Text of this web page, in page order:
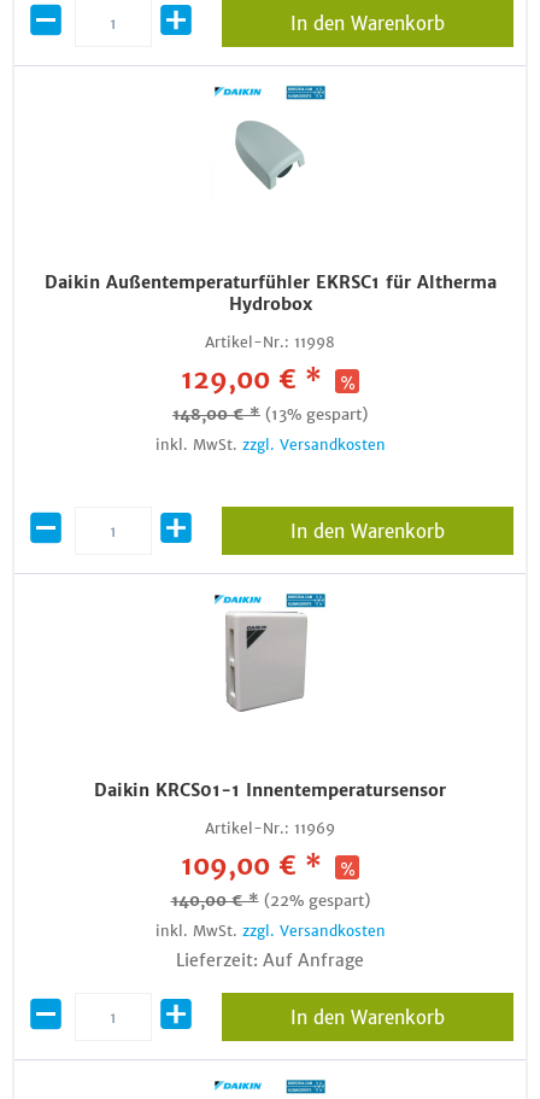
In den Warenkorb
Daikin Außentemperaturfühler EKRSC1 für Altherma
Hydrobox
Artikel-Nr.: 11998
129,00 € *
148,00 € * (13% gespart)
inkl. MwSt. zzgl. Versandkosten
In den Warenkorb
Daikin KRCS01-1 Innentemperatursensor
Artikel-Nr.: 11969
109,00 € *
140,00 € * (22% gespart)
inkl. MwSt. zzgl. Versandkosten
Lieferzeit: Auf Anfrage
In den Warenkorb